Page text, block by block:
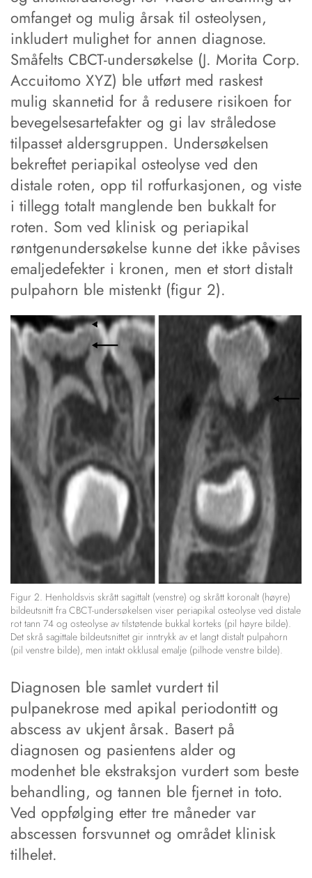
omfanget og mulig årsak til osteolysen,
inkludert mulighet for annen diagnose.
Småfelts CBCT-undersøkelse (J. Morita Corp.
Accuitomo XYZ) ble utført med raskest
mulig skannetid for å redusere risikoen for
bevegelsesartefakter og gi lav stråledose
tilpasset aldersgruppen. Undersøkelsen
bekreftet periapikal osteolyse ved den
distale roten, opp til rotfurkasjonen, og viste
i tillegg totalt manglende ben bukkalt for
roten. Som ved klinisk og periapikal
røntgenundersøkelse kunne det ikke påvises
emaljedefekter i kronen, men et stort distalt
pulpahorn ble mistenkt (figur 2).
Figur 2. Henholdsvis skrått sagittalt (venstre) og skrått koronalt (høyre)
bildeutsnitt fra CBCT-undersøkelsen viser periapikal osteolyse ved distale
rot tann 74 og osteolyse av tilstøtende bukkal korteks (pil høyre bilde).
Det skrå sagittale bildeutsnittet gir inntrykk av et langt distalt pulpahorn
(pil venstre bilde), men intakt okklusal emalje (pilhode venstre bilde).
Diagnosen ble samlet vurdert til
pulpanekrose med apikal periodontitt og
abscess av ukjent årsak. Basert på
diagnosen og pasientens alder og
modenhet ble ekstraksjon vurdert som beste
behandling, og tannen ble fjernet in toto.
Ved oppfølging etter tre måneder var
abscessen forsvunnet og området klinisk
tilhelet.